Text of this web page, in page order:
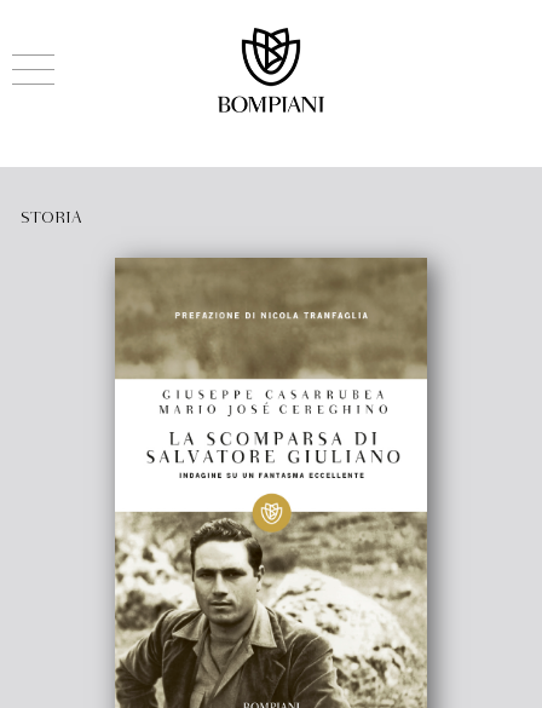
STORIA